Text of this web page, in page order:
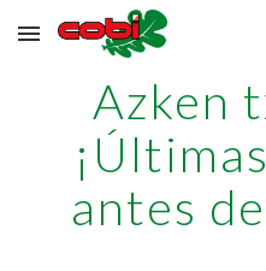
Skip to main content
Azken
antes